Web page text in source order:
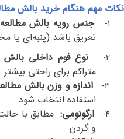
نکات مهم هنگام خرید بالش
1- جنس رویه بالش مطالعه
تعریق باشد (پنبه‌ای یا
2- نوع فوم داخلی بالش
متراکم برای راحتی بیشتر
3- اندازه و وزن بالش
استفاده انتخاب شود
4- ارگونومی: مطابق با
و گردن